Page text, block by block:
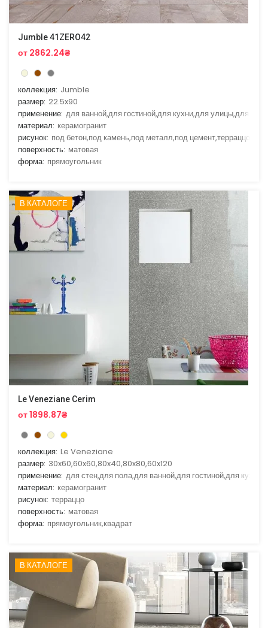
Jumble 41ZERO42
от 2862.24₴
коллекция: Jumble
размер: 22.5x90
применение: для ванной,для гостиной,для кухни,для улицы,для
материал: керамогранит
рисунок: под бетон,под камень,под металл,под цемент,терраццо
поверхность: матовая
форма: прямоугольник
В КАТАЛОГЕ
Le Veneziane Cerim
от 1898.87₴
коллекция: Le Veneziane
размер: 30x60,60x60,80x40,80x80,60x120
применение: для стен,для пола,для ванной,для гостиной,для кухни
материал: керамогранит
рисунок: терраццо
поверхность: матовая
форма: прямоугольник,квадрат
В КАТАЛОГЕ